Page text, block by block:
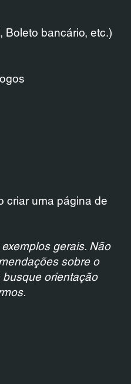
Boleto bancário, etc.)
criar uma página de
gerais. Não
sobre o
orientação